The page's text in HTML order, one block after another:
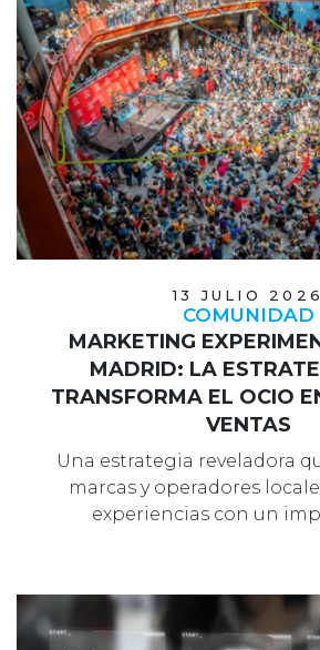
13 JULIO 2026
COMUNIDAD
MARKETING
MADRID: LA
TRANSFORMA EL OCIO
VENTAS
Una estrategia reveladora
marcas y operadores
experiencias con un